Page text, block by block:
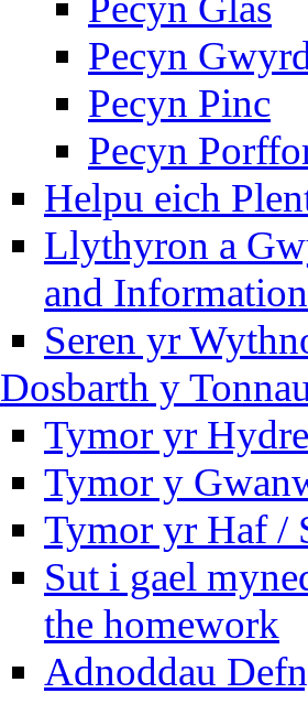
Pecyn
Pecyn Pinc
Pecyn
Helpu eich
Llythyron a
and Information
Seren yr
Dosbarth y
Tymor yr
Tymor y
Tymor yr Haf /
Sut i gael
the homework
Adnoddau